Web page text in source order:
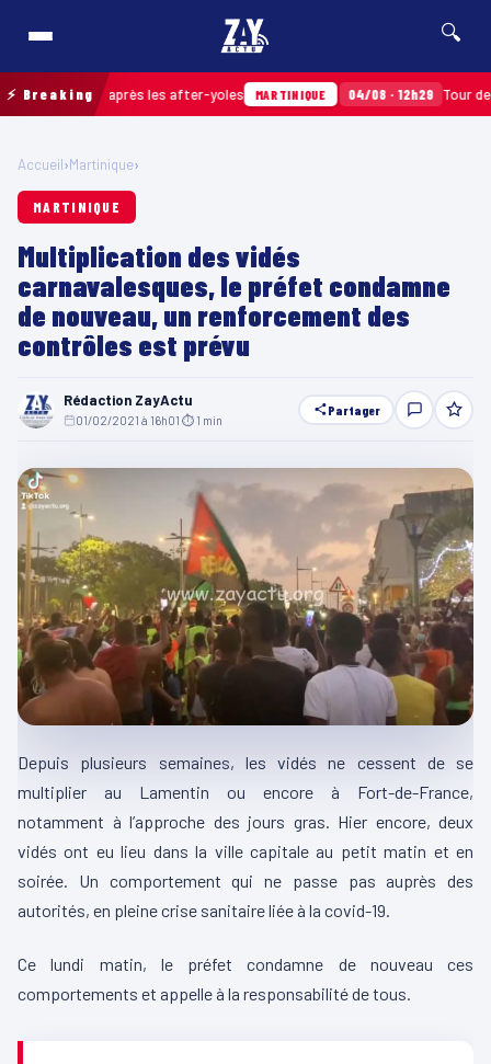
🔍
⚡ Breaking
ramassés après les after-yoles MARTINIQUE 04/08 · 12h29 Tour des
Accueil›Martinique›
MARTINIQUE
Multiplication des vidés
carnavalesques, le préfet condamne
de nouveau, un renforcement des
contrôles est prévu
Rédaction ZayActu
01/02/2021 à 16h01 ⏱ 1 min
Partager
Depuis plusieurs semaines, les vidés ne cessent de se
multiplier au Lamentin ou encore à Fort-de-France,
notamment à l’approche des jours gras. Hier encore, deux
vidés ont eu lieu dans la ville capitale au petit matin et en
soirée. Un comportement qui ne passe pas auprès des
autorités, en pleine crise sanitaire liée à la covid-19.
Ce lundi matin, le préfet condamne de nouveau ces
comportements et appelle à la responsabilité de tous.